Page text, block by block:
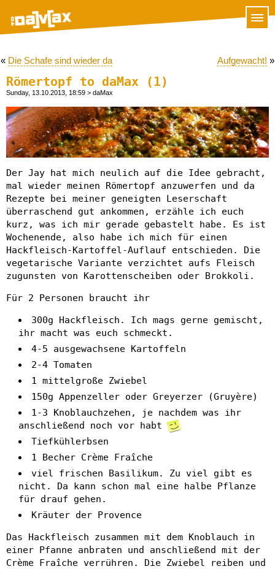
« Die Schafe sind wieder da Aufgewacht! »
Römertopf to daMax (1)
Sunday, 13.10.2013, 18:59 > daMax
Der Jay hat mich neulich auf die Idee gebracht,
mal wieder meinen Römertopf anzuwerfen und da
Rezepte bei meiner geneigten Leserschaft
überraschend gut ankommen, erzähle ich euch
kurz, was ich mir gerade gebastelt habe. Es ist
Wochenende, also habe ich mich für einen
Hackfleisch-Kartoffel-Auflauf entschieden. Die
vegetarische Variante verzichtet aufs Fleisch
zugunsten von Karottenscheiben oder Brokkoli.
Für 2 Personen braucht ihr
300g Hackfleisch. Ich mags gerne gemischt,
ihr macht was euch schmeckt.
4-5 ausgewachsene Kartoffeln
2-4 Tomaten
1 mittelgroße Zwiebel
150g Appenzeller oder Greyerzer (Gruyère)
1-3 Knoblauchzehen, je nachdem was ihr
anschließend noch vor habt
Tiefkühlerbsen
1 Becher Crème Fraîche
viel frischen Basilikum. Zu viel gibt es
nicht. Da kann schon mal eine halbe Pflanze
für drauf gehen.
Kräuter der Provence
Das Hackfleisch zusammen mit dem Knoblauch in
einer Pfanne anbraten und anschließend mit der
Crème Fraîche verrühren. Die Zwiebel reiben und